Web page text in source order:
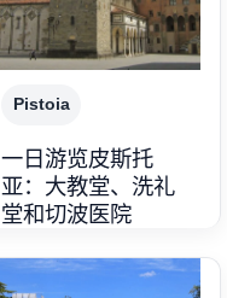
Pistoia
一日游览皮斯托
亚：大教堂、洗礼
堂和切波医院